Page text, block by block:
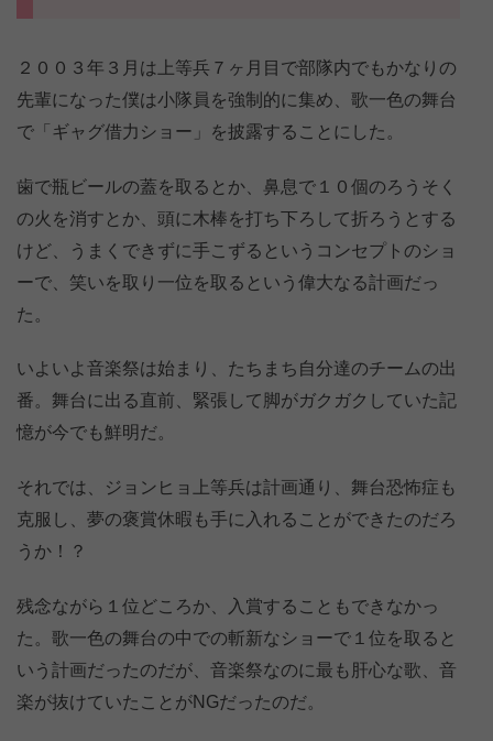
２００３年３月は上等兵７ヶ月目で部隊内でもかなりの
先輩になった僕は小隊員を強制的に集め、歌一色の舞台
で「ギャグ借力ショー」を披露することにした。
歯で瓶ビールの蓋を取るとか、鼻息で１０個のろうそく
の火を消すとか、頭に木棒を打ち下ろして折ろうとする
けど、うまくできずに手こずるというコンセプトのショ
ーで、笑いを取り一位を取るという偉大なる計画だっ
た。
いよいよ音楽祭は始まり、たちまち自分達のチームの出
番。舞台に出る直前、緊張して脚がガクガクしていた記
憶が今でも鮮明だ。
それでは、ジョンヒョ上等兵は計画通り、舞台恐怖症も
克服し、夢の褒賞休暇も手に入れることができたのだろ
うか！？
残念ながら１位どころか、入賞することもできなかっ
た。歌一色の舞台の中での斬新なショーで１位を取ると
いう計画だったのだが、音楽祭なのに最も肝心な歌、音
楽が抜けていたことがNGだったのだ。